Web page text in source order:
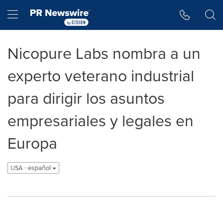
Hamburger menu
Nicopure Labs nombra a un
experto veterano industrial
para dirigir los asuntos
empresariales y legales en
Europa
USA - español